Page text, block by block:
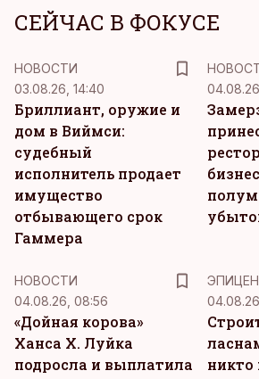
СЕЙЧАС В ФОКУСЕ
НОВОСТИ
03.08.26, 14:40
Бриллиант, оружие и
дом в Виймси:
судебный
исполнитель продает
имущество
отбывающего срок
Гаммера
НОВОСТИ
04.08.26, 08:56
«Дойная корова»
Ханса Х. Луйка
подросла и выплатила
никто